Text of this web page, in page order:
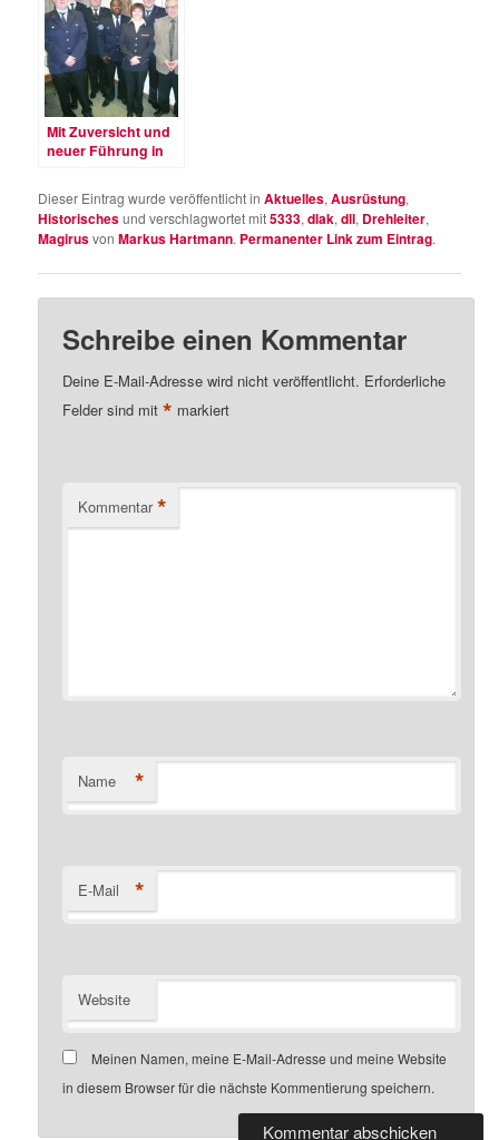
Mit Zuversicht und
neuer Führung in
Dieser Eintrag wurde veröffentlicht inAktuelles,Ausrüstung,
Historischesund verschlagwortet mit5333,dlak,dll, Drehleiter,
MagirusvonMarkus Hartmann. Permanenter Link zum Eintrag.
Schreibe einen Kommentar
Deine E-Mail-Adresse wird nicht veröffentlicht. Erforderliche
Felder sind mit* markiert
Kommentar *
Name *
E-Mail *
Website
Meinen Namen, meine E-Mail-Adresse und meine Website
in diesem Browser für die nächste Kommentierung speichern.